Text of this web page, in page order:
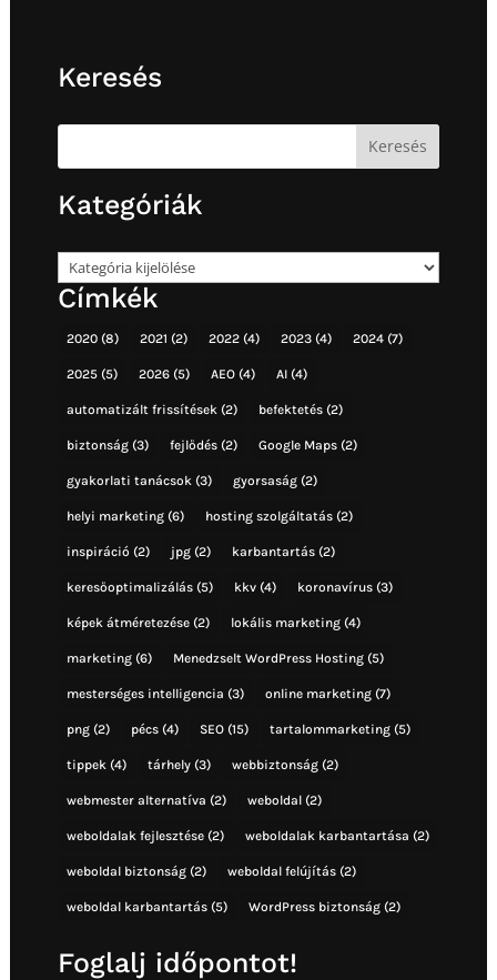
Keresés
Kategóriák
Kategóriák
Címkék
2020(8) 2021 (2) 2022(4) 2023(4) 2024(7)
2025(5) 2026(5) AEO(4) AI(4)
automatizált frissítések (2) befektetés(2)
biztonság(3) fejlődés(2) Google Maps(2)
gyakorlati tanácsok (3) gyorsaság(2)
helyi marketing(6) hosting szolgáltatás(2)
inspiráció (2) jpg(2) karbantartás(2)
keresőoptimalizálás(5) kkv(4) koronavírus(3)
képek átméretezése(2) lokális marketing(4)
marketing(6) Menedzselt WordPress Hosting(5)
mesterséges intelligencia (3) online marketing(7)
png(2) pécs(4) SEO(15) tartalommarketing(5)
tippek (4) tárhely(3) webbiztonság(2)
webmester alternatíva (2) weboldal(2)
weboldalak fejlesztése(2) weboldalak karbantartása (2)
weboldal biztonság(2) weboldal felújítás(2)
weboldal karbantartás(5) WordPress biztonság(2)
Foglalj időpontot!